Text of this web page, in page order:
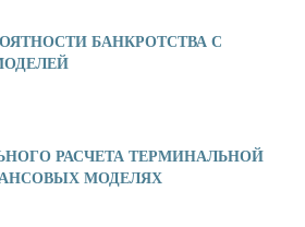
БАНКРОТСТВА С
РАСЧЕТА ТЕРМИНАЛЬНОЙ
МОДЕЛЯХ